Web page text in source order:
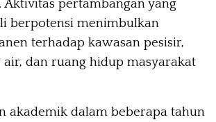
Aktivitas pertambangan yang
berpotensi menimbulkan
terhadap kawasan pesisir,
dan ruang hidup masyarakat
akademik dalam beberapa tahun